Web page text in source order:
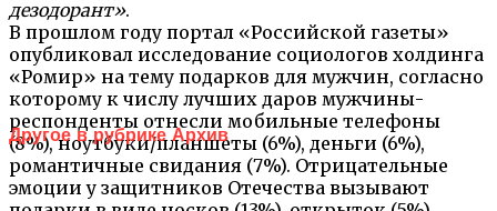
дезодорант».
В прошлом году портал «Российской газеты»
опубликовал исследование социологов холдинга
«Ромир» на тему подарков для мужчин, согласно
которому к числу лучших даров мужчины-
респонденты отнесли мобильные телефоны
(8%), ноутбуки/планшеты (6%), деньги (6%),
романтичные свидания (7%). Отрицательные
эмоции у защитников Отечества вызывают
Другое в рубрике Архив